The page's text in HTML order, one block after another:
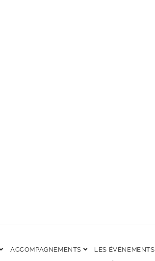
ACCOMPAGNEMENTS LES ÉVÉNEMENTS